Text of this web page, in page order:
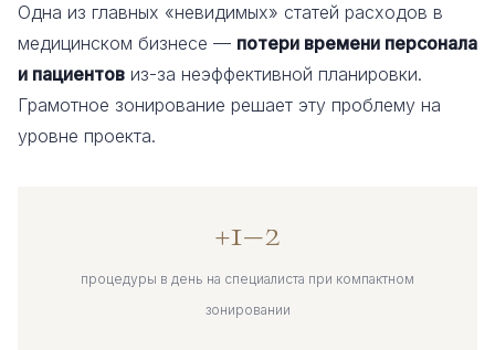
Одна из главных «невидимых» статей расходов в
медицинском бизнесе — потери времени персонала
и пациентов из-за неэффективной планировки.
Грамотное зонирование решает эту проблему на
уровне проекта.
+1–2
процедуры в день на специалиста при компактном
зонировании